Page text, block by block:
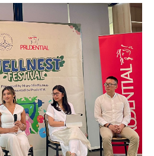
Career
Style